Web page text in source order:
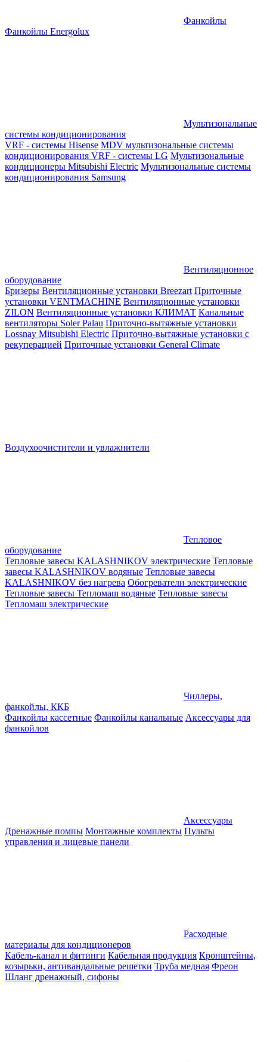
Фанкойлы
Фанкойлы Energolux
Мультизональные
системы кондиционирования
VRF - системы Hisense MDV мультизональные системы
кондиционирования VRF - системы LG Мультизональные
кондиционеры Mitsubishi Electric Мультизональные системы
кондиционирования Samsung
Вентиляционное
оборудование
Бризеры Вентиляционные установки Breezart Приточные
установки VENTMACHINE Вентиляционные установки
ZILON Вентиляционные установки КЛИМАТ Канальные
вентиляторы Soler Palau Приточно-вытяжные установки
Lossnay Mitsubishi Electric Приточно-вытяжные установки с
рекуперацией Приточные установки General Climate
Воздухоочистители и увлажнители
Тепловое
оборудование
Тепловые завесы KALASHNIKOV электрические Тепловые
завесы KALASHNIKOV водяные Тепловые завесы
KALASHNIKOV без нагрева Обогреватели электрические
Тепловые завесы Тепломаш водяные Тепловые завесы
Тепломаш электрические
Чиллеры,
фанкойлы, ККБ
Фанкойлы кассетные Фанкойлы канальные Аксессуары для
фанкойлов
Аксессуары
Дренажные помпы Монтажные комплекты Пульты
управления и лицевые панели
Расходные
материалы для кондиционеров
Кабель-канал и фитинги Кабельная продукция Кронштейны,
козырьки, антивандальные решетки Труба медная Фреон
Шланг дренажный, сифоны